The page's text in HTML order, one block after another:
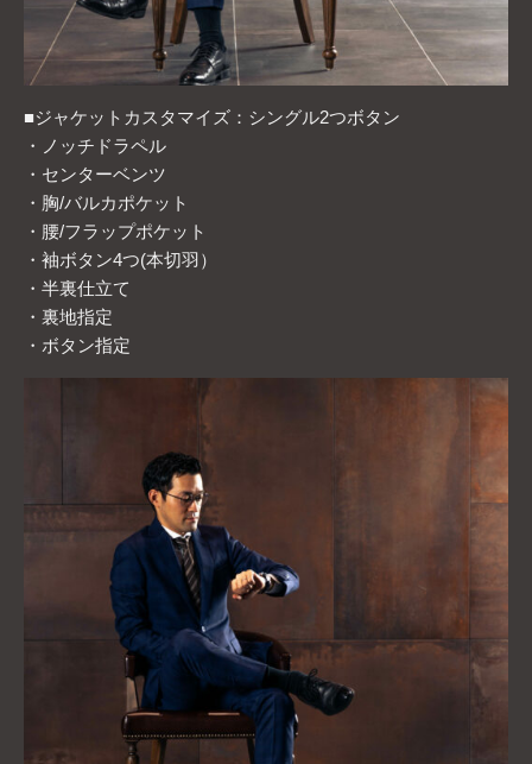
■ジャケットカスタマイズ：シングル2つボタン
・ノッチドラペル
・センターベンツ
・胸/バルカポケット
・腰/フラップポケット
・袖ボタン4つ(本切羽）
・半裏仕立て
・裏地指定
・ボタン指定